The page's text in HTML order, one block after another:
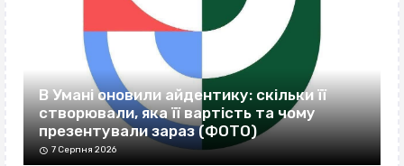
В Умані оновили айдентику: скільки її
створювали, яка її вартість та чому
презентували зараз (ФОТО)
7 Серпня 2026